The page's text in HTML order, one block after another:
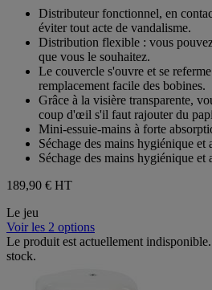
étoiles.
Distributeur fonctionnel, en
éviter tout acte de vandalisme.
Distribution flexible : vous
que vous le souhaitez.
Le couvercle s'ouvre et se
remplacement facile des bobines.
Grâce à la visière transparente,
coup d'œil s'il faut rajouter du
Mini-essuie-mains à forte
Séchage des mains hygiénique et
Séchage des mains hygiénique et
189,90 € HT
Le jeu
Voir les 2 options
Le produit est actuellement
stock.